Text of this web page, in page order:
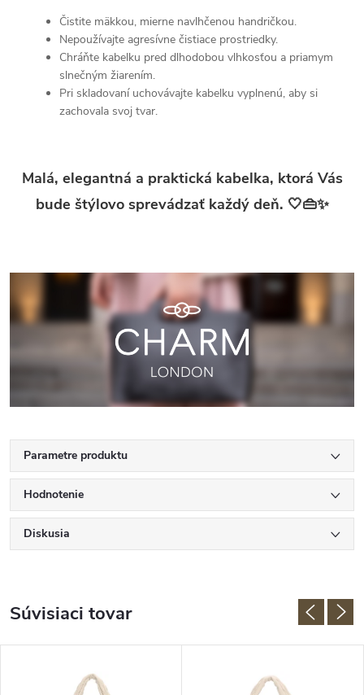
Čistite mäkkou, mierne navlhčenou handričkou.
Nepoužívajte agresívne čistiace prostriedky.
Chráňte kabelku pred dlhodobou vlhkosťou a priamym
slnečným žiarením.
Pri skladovaní uchovávajte kabelku vyplnenú, aby si
zachovala svoj tvar.
Malá, elegantná a praktická kabelka, ktorá Vás
bude štýlovo sprevádzať každý deň. 🤍👜✨
Parametre produktu
Hodnotenie
Diskusia
Súvisiaci tovar